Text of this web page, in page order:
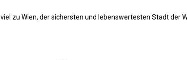
zu Wien, der sichersten und lebenswertesten Stadt der